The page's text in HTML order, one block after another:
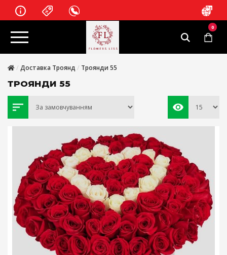
0
Доставка Троянд Троянди 55
ТРОЯНДИ 55